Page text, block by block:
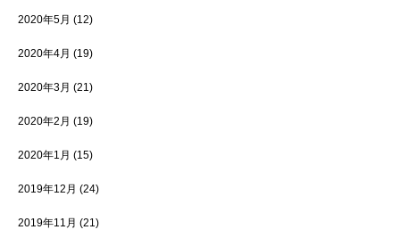
2020年5月 (12)
2020年4月 (19)
2020年3月 (21)
2020年2月 (19)
2020年1月 (15)
2019年12月 (24)
2019年11月 (21)